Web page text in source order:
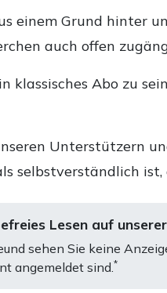
einem Grund hinter
auch offen
klassisches Abo zu
Unterstützern
selbstverständlich
Lesen auf
sehen Sie keine
angemeldet sind. *